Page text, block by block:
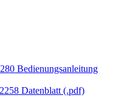
Bedienungsanleitung
Datenblatt (.pdf)